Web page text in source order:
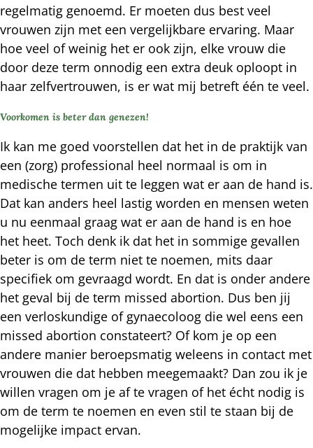
regelmatig genoemd. Er moeten dus best veel
vrouwen zijn met een vergelijkbare ervaring. Maar
hoe veel of weinig het er ook zijn, elke vrouw die
door deze term onnodig een extra deuk oploopt in
haar zelfvertrouwen, is er wat mij betreft één te veel.
Voorkomen is beter dan genezen!
Ik kan me goed voorstellen dat het in de praktijk van
een (zorg) professional heel normaal is om in
medische termen uit te leggen wat er aan de hand is.
Dat kan anders heel lastig worden en mensen weten
u nu eenmaal graag wat er aan de hand is en hoe
het heet. Toch denk ik dat het in sommige gevallen
beter is om de term niet te noemen, mits daar
specifiek om gevraagd wordt. En dat is onder andere
het geval bij de term missed abortion. Dus ben jij
een verloskundige of gynaecoloog die wel eens een
missed abortion constateert? Of kom je op een
andere manier beroepsmatig weleens in contact met
vrouwen die dat hebben meegemaakt? Dan zou ik je
willen vragen om je af te vragen of het écht nodig is
om de term te noemen en even stil te staan bij de
mogelijke impact ervan.